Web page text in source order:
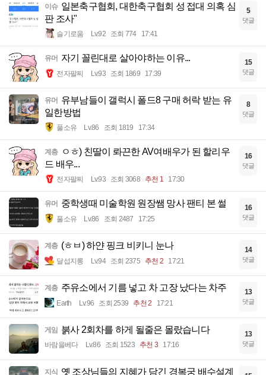
이슈 일본축구협회, 대한축구협회 성 접대 의혹 심
판 조사"
슬기로움 Lv.92 조회 774 17:41
5
댓글
유머 자기 꼴린대로 살아야하는 이유...
전자팔찌 Lv.93 조회 1869 17:39
15
댓글
유머 유부남들이 갤럭시 폴드8 구매 허락 받는 유
일한방법
풀소유 Lv.86 조회 1819 17:34
8
댓글
계층
ㅇㅎ) 친딸이 롸끈한 AV여배우가 된 할리우
드 배우...
전자팔찌 Lv.93 조회 3068 추천 1 17:30
16
댓글
유머 중학생때 미술학원 원장쌤 망사 팬티 본 썰
풀소유 Lv.86 조회 2487 17:25
16
댓글
계층 (ㅎㅂ) 하얀 핑크 비키니 눈나
달섭지롱 Lv.94 조회 2375 추천 2 17:21
14
댓글
계층 주유소에서 기름 넣고 차 고장 났다는 차주
Earth Lv.96 조회 2539 추천 2 17:21
13
댓글
게임 붉사 2회차를 하게 될줄은 몰랐습니다
바람을베다 Lv.86 조회 1523 추천 3 17:16
13
댓글
지식 옛 조상님들의 지혜가 담긴 경복궁 배수설계